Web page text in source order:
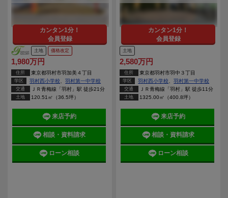
カンタン1分！
会員登録
土地 価格改定
1,980万円
住所 東京都羽村市羽加美４丁目
学区 羽村西小学校 、羽村第一中学校
交通 ＪＲ青梅線「羽村」駅 徒歩21分
土地 120.51㎡（36.5坪）
来店予約
相談・資料請求
ローン相談
カンタン1分！
会員登録
土地
2,580万円
住所 東京都羽村市羽中３丁目
学区 羽村西小学校 、羽村第一中学校
交通 ＪＲ青梅線「羽村」駅 徒歩11分
土地 1325.00㎡（400.8坪）
来店予約
相談・資料請求
ローン相談